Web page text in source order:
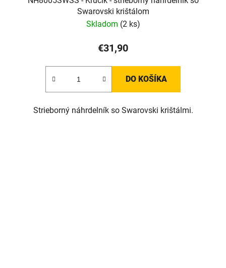
Swarovski krištálom
Skladom (2 ks)
€31,90
DO KOŠÍKA
Strieborný náhrdelník so Swarovski krištálmi.